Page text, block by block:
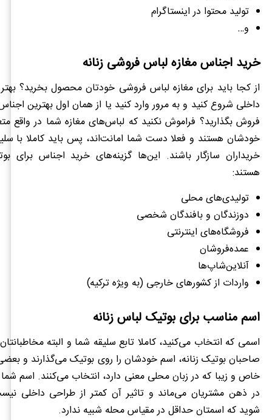
تولید محتوا در اینستاگرام
و…
خرید اجناس مغازه لباس فروشی زنانه
از کجا باید برای مغازه لباس فروشی خودتان محصول بخرید؟
داخلی شروع کنید و به مرور وارد کنید یا از همان اول بهترین
فروش بگذارید؟ فراموش نکنید که لباس‌های مغازه شما در واقع
خودشان هستند و فعلا دست شما امانت‌اند، پس باید کاملا با
خریداران سازگار باشند. این‌ها گزینه‌های خرید اجناس برای
هستند:
تولیدی‌های محلی
دوزندگان و بافندگان شخصی
فروشگاه‌های اینترنتی
عمده‌فروشان
آنلاین‌شاپ‌ها
واردات از کشورهای خارجی (به ویژه ترکیه)
اسم مناسب برای بوتیک لباس زنانه
اسمی که انتخاب می‌کنید، کاملا تابع سلیقه شما و البته
صاحبان بوتیک زنانه، اسم‏ خودشان را روی بوتیک می‌گذارند و
خاص و زیبا که در زبان محلی معنی دارد، انتخاب می‌کنند. اسم
در ذهن مشتریان می‌ماند و تاثیر آن کمتر از طراحی داخلی
شوید که اسمتان حداقل در مقیاس محله شبیه ندارد.